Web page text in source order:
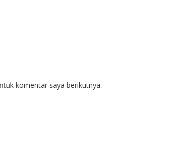
komentar saya berikutnya.